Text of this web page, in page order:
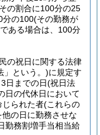
の割合に100分の25
分の100(その勤務が
ある場合は、100分
の祝日に関する法律
」という。)に規定す
日までの日(祝日法
日の代休日において
じられた者(これらの
の日に勤務させな
勤務割増手当相当給